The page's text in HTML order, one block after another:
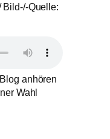
Quelle:
anhören
Wahl